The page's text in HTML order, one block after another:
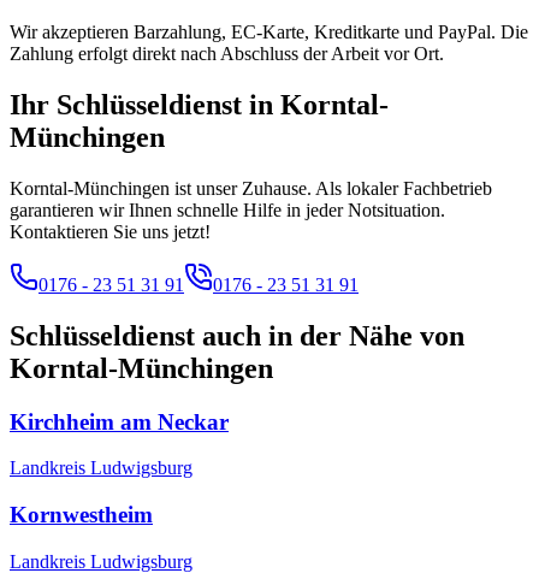
Wir akzeptieren Barzahlung, EC-Karte, Kreditkarte und PayPal. Die
Zahlung erfolgt direkt nach Abschluss der Arbeit vor Ort.
Ihr Schlüsseldienst in Korntal-
Münchingen
Korntal-Münchingen ist unser Zuhause. Als lokaler Fachbetrieb
garantieren wir Ihnen schnelle Hilfe in jeder Notsituation.
Kontaktieren Sie uns jetzt!
0176 - 23 51 31 91 0176 - 23 51 31 91
Schlüsseldienst auch in der Nähe von
Korntal-Münchingen
Kirchheim am Neckar
Landkreis Ludwigsburg
Kornwestheim
Landkreis Ludwigsburg